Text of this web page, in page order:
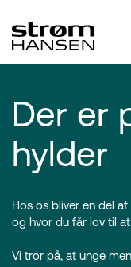
Der er
hylder
Hos os bliver en del
og hvor du får lov til
Vi tror på, at unge